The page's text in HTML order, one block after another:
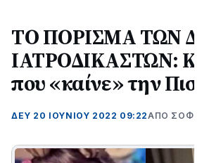
ΤΟ ΠΟΡΙΣΜΑ ΤΩΝ ΔΥΟ
ΙΑΤΡΟΔΙΚΑΣΤΩΝ:
που «καίνε» την
ΔΕΥ 20 ΙΟΥΝΊΟΥ 2022 09:22ΑΠΌ ΣΟΦΙΑ